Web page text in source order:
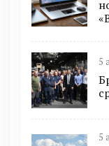
5
5